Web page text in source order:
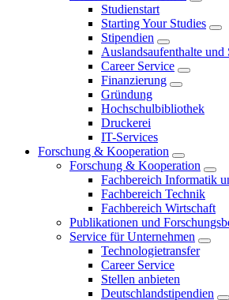
Studienstart
Starting Your Studies
Stipendien
Auslandsaufenthalte und
Career Service
Finanzierung
Gründung
Hochschulbibliothek
Druckerei
IT-Services
Forschung & Kooperation
Forschung & Kooperation
Fachbereich Informatik
Fachbereich Technik
Fachbereich Wirtschaft
Publikationen und
Service für Unternehmen
Technologietransfer
Career Service
Stellen anbieten
Deutschlandstipendien